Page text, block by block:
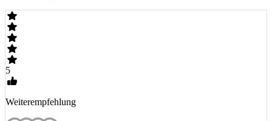
5
Weiterempfehlung